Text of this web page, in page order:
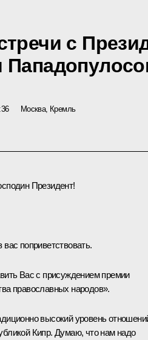
с
Москва, Кремль
Президент!
поприветствовать.
Вас с присуждением премии
православных народов».
высокий уровень
Кипр. Думаю, что нам надо